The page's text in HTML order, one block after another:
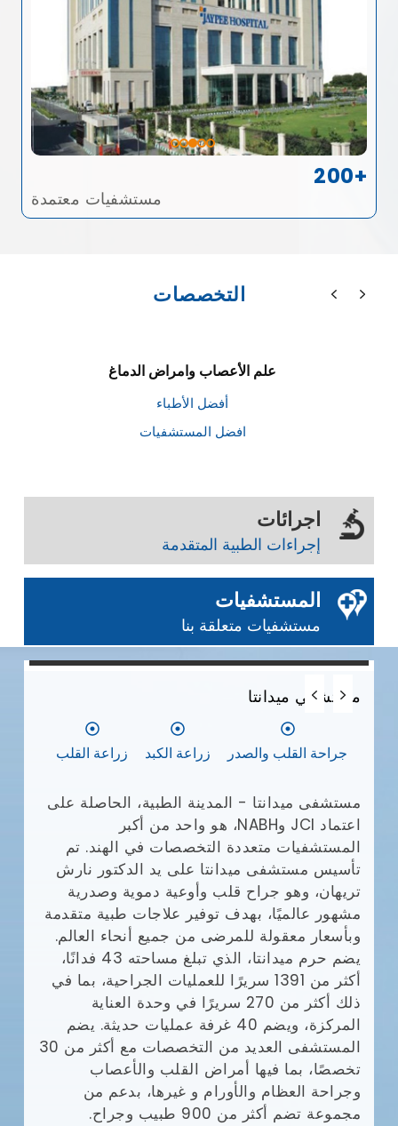
200+
مستشفيات معتمدة
التخصصات
علم الأعصاب وامراض الدماغ
أفضل الأطباء
افضل المستشفيات
اجرائات
إجراءات الطبية المتقدمة
المستشفيات
مستشفيات متعلقة بنا
0 0 0
مستشفي ميدانتا
جراحة القلب والصدر زراعة الكبد زراعة القلب
مستشفى ميدانتا - المدينة الطبية، الحاصلة على
اعتماد JCI وNABH، هو واحد من أكبر
المستشفيات متعددة التخصصات في الهند. تم
تأسيس مستشفى ميدانتا على يد الدكتور نارش
تريهان، وهو جراح قلب وأوعية دموية وصدرية
مشهور عالميًا، بهدف توفير علاجات طبية متقدمة
وبأسعار معقولة للمرضى من جميع أنحاء العالم.
يضم حرم ميدانتا، الذي تبلغ مساحته 43 فدانًا،
أكثر من 1391 سريرًا للعمليات الجراحية، بما في
ذلك أكثر من 270 سريرًا في وحدة العناية
المركزة، ويضم 40 غرفة عمليات حديثة. يضم
المستشفى العديد من التخصصات مع أكثر من 30
تخصصًا، بما فيها أمراض القلب والأعصاب
وجراحة العظام والأورام و غيرها، بدعم من
مجموعة تضم أكثر من 900 طبيب وجراح.